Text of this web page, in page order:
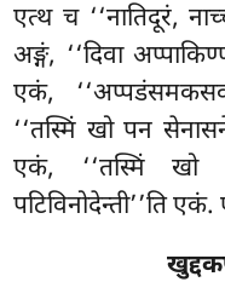
एत्थ च ‘‘नातिदूरं,
अङ्गं, ‘‘दिवा
एकं,
‘‘तस्मिं खो पन
एकं, ‘‘तस्मिं खो
पटिविनोदेन्ती’’ति